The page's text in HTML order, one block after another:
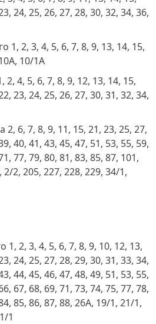
24, 25, 26, 27, 28, 30, 32, 34, 36,
1, 2, 3, 4, 5, 6, 7, 8, 9, 13, 14, 15,
10/1А
2, 4, 5, 6, 7, 8, 9, 12, 13, 14, 15,
23, 24, 25, 26, 27, 30, 31, 32, 34,
2, 6, 7, 8, 9, 11, 15, 21, 23, 25, 27,
40, 41, 43, 45, 47, 51, 53, 55, 59,
77, 79, 80, 81, 83, 85, 87, 101,
2/2, 205, 227, 228, 229, 34/1,
1, 2, 3, 4, 5, 6, 7, 8, 9, 10, 12, 13,
24, 25, 27, 28, 29, 30, 31, 33, 34,
44, 45, 46, 47, 48, 49, 51, 53, 55,
67, 68, 69, 71, 73, 74, 75, 77, 78,
85, 86, 87, 88, 26А, 19/1, 21/1,
1